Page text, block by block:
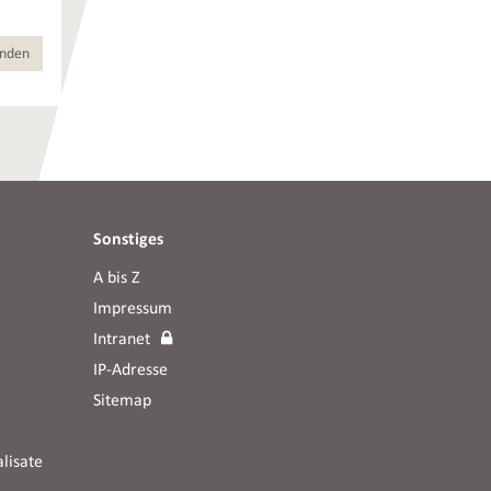
Sonstiges
A bis Z
Impressum
Intranet
IP-Adresse
Sitemap